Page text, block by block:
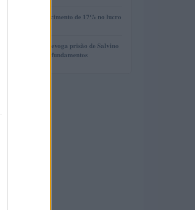
Vivo divulga crescimento de 17% no lucro
Desembargador revoga prisão de Salvino
Oliveira e critica fundamentos